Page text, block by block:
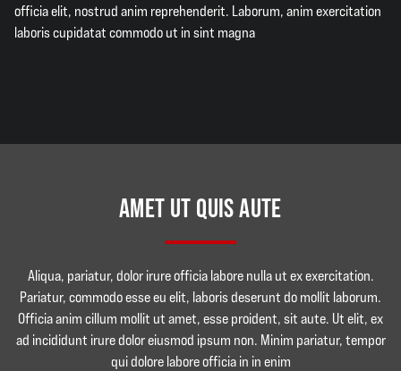
officia elit, nostrud anim reprehenderit. Laborum, anim exercitation
laboris cupidatat commodo ut in sint magna
AMET UT QUIS AUTE
Aliqua, pariatur, dolor irure officia labore nulla ut ex exercitation.
Pariatur, commodo esse eu elit, laboris deserunt do mollit laborum.
Officia anim cillum mollit ut amet, esse proident, sit aute. Ut elit, ex
ad incididunt irure dolor eiusmod ipsum non. Minim pariatur, tempor
qui dolore labore officia in in enim